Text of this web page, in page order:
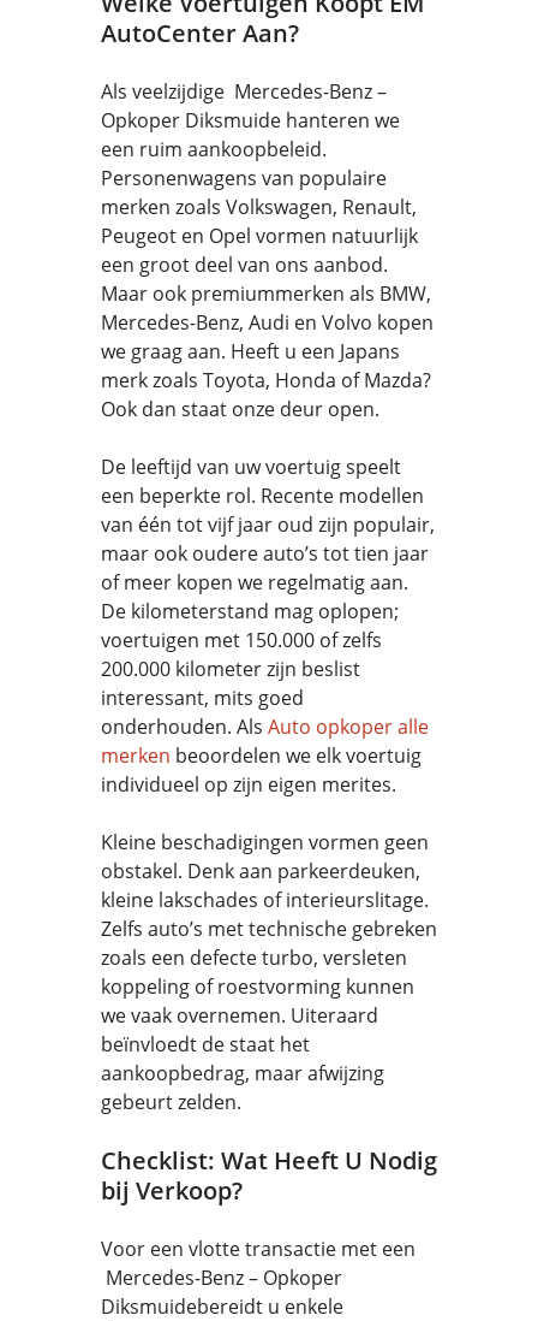
AutoCenter Aan?
Als veelzijdige Mercedes-Benz –
Opkoper Diksmuide hanteren we
een ruim aankoopbeleid.
Personenwagens van populaire
merken zoals Volkswagen, Renault,
Peugeot en Opel vormen natuurlijk
een groot deel van ons aanbod.
Maar ook premiummerken als BMW,
Mercedes-Benz, Audi en Volvo kopen
we graag aan. Heeft u een Japans
merk zoals Toyota, Honda of Mazda?
Ook dan staat onze deur open.
De leeftijd van uw voertuig speelt
een beperkte rol. Recente modellen
van één tot vijf jaar oud zijn populair,
maar ook oudere auto’s tot tien jaar
of meer kopen we regelmatig aan.
De kilometerstand mag oplopen;
voertuigen met 150.000 of zelfs
200.000 kilometer zijn beslist
interessant, mits goed
onderhouden. Als Auto opkoper alle
merken beoordelen we elk voertuig
individueel op zijn eigen merites.
Kleine beschadigingen vormen geen
obstakel. Denk aan parkeerdeuken,
kleine lakschades of interieurslitage.
Zelfs auto’s met technische gebreken
zoals een defecte turbo, versleten
koppeling of roestvorming kunnen
we vaak overnemen. Uiteraard
beïnvloedt de staat het
aankoopbedrag, maar afwijzing
gebeurt zelden.
Checklist: Wat Heeft U Nodig
bij Verkoop?
Voor een vlotte transactie met een
Mercedes-Benz – Opkoper
Diksmuidebereidt u enkele